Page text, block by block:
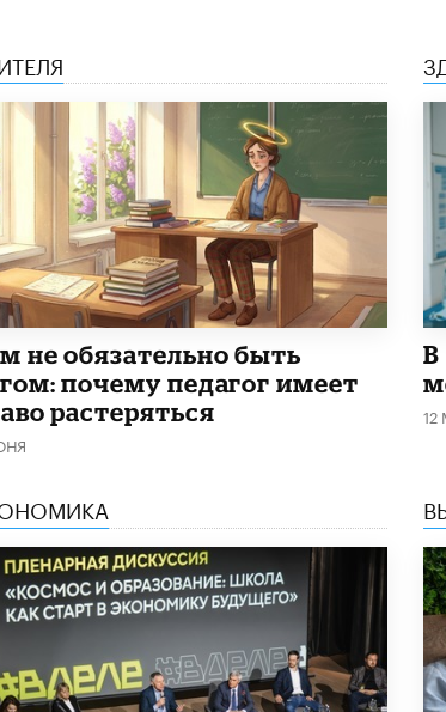
не обязательно быть
почему педагог имеет
растеряться
В
12